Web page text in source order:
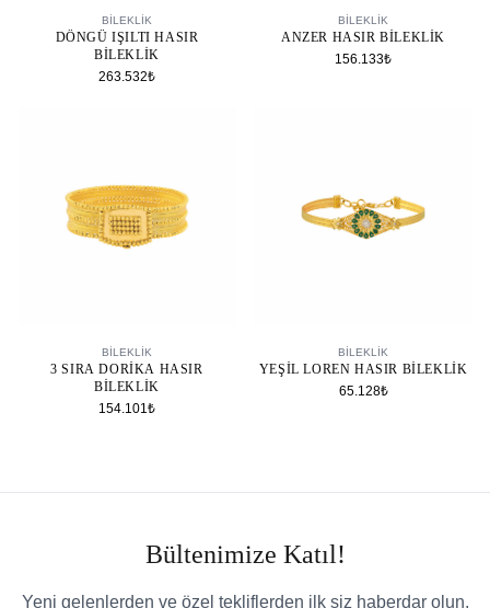
BİLEKLİK
DÖNGÜ IŞILTI HASIR
BILEKLIK
263.532₺
BİLEKLİK
ANZER HASIR BILEKLIK
156.133₺
BİLEKLİK
3 SIRA DORIKA HASIR
BILEKLIK
154.101₺
BİLEKLİK
YEŞIL LOREN HASIR BILEKLIK
65.128₺
Bültenimize Katıl!
Yeni gelenlerden ve özel tekliflerden ilk siz haberdar olun.